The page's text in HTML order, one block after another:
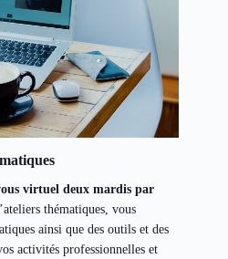
virtuel deux mardis par
thématiques, vous
ainsi que des outils et des
activités professionnelles et